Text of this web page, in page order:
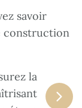
savoir
construction
la